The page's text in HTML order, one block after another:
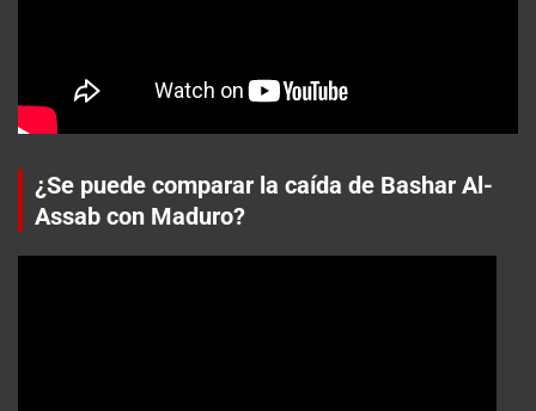
¿Se puede comparar la caída de Bashar Al-
Assab con Maduro?